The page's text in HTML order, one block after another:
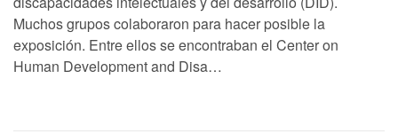
Muchos grupos colaboraron para hacer posible la
exposición. Entre ellos se encontraban el Center on
Human Development and Disa…